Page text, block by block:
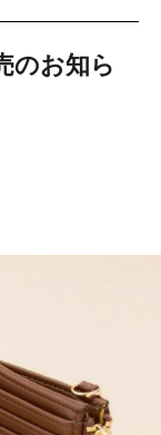
のお知ら